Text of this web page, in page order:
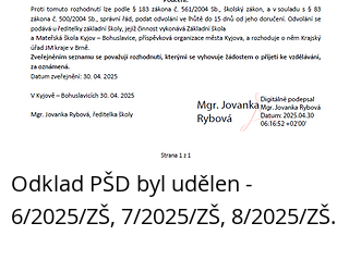
Odklad PŠD byl udělen -
6/2025/ZŠ, 7/2025/ZŠ, 8/2025/ZŠ.